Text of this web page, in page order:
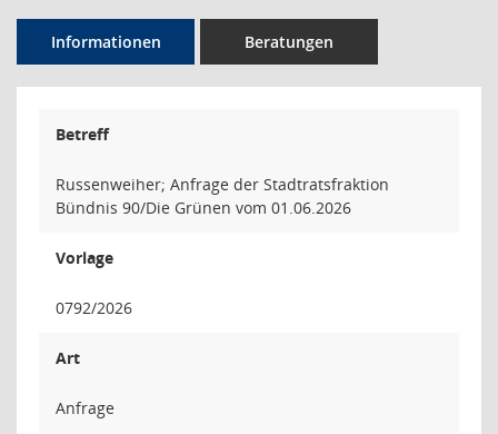
Informationen Beratungen
Betreff
Russenweiher; Anfrage der Stadtratsfraktion
Bündnis 90/Die Grünen vom 01.06.2026
Vorlage
0792/2026
Art
Anfrage